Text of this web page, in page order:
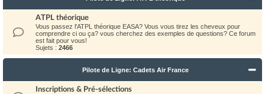
ATPL théorique
Vous passez l'ATPL théorique EASA? Vous vous tirez les cheveux pour
comprendre ci ou ça? vous cherchez des exemples de questions? Ce forum
est fait pour vous!
Sujets : 2466
Pilote de Ligne: Cadets Air France
Inscriptions & Pré-sélections